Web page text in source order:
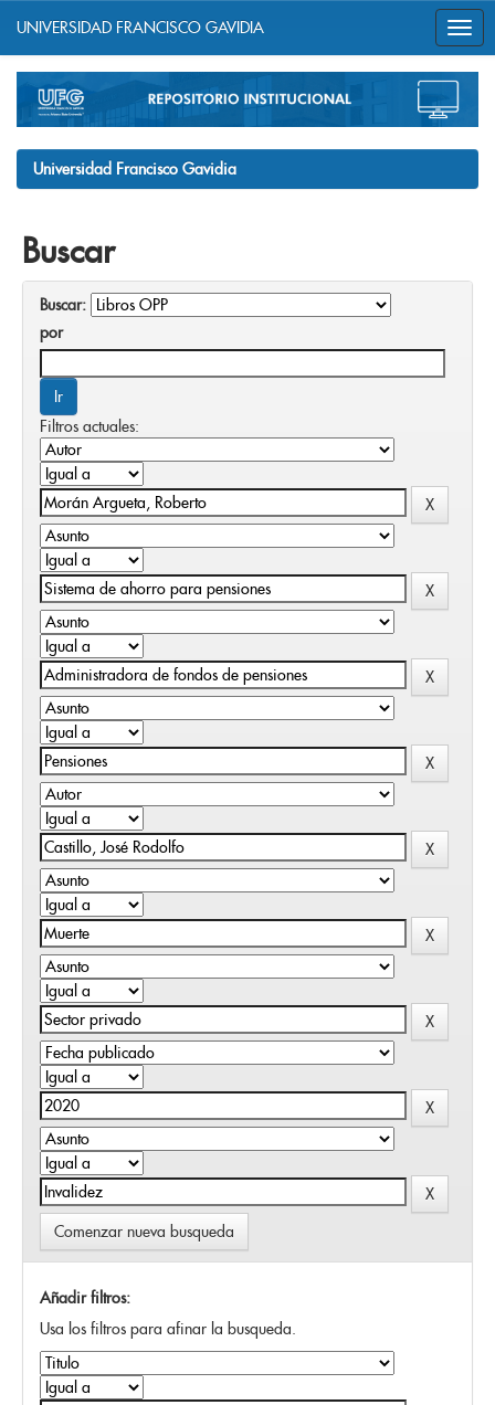
navigation
UNIVERSIDAD FRANCISCO GAVIDIA
Universidad Francisco Gavidia
Buscar
Buscar:
por
Filtros actuales:
Comenzar nueva busqueda
Añadir filtros:
Usa los filtros para afinar la busqueda.